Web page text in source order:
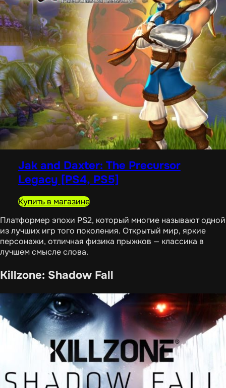
Jak and Daxter: The Precursor
Legacy [PS4, PS5]
Купить в магазине
Платформер эпохи PS2, который многие называют одной
из лучших игр того поколения. Открытый мир, яркие
персонажи, отличная физика прыжков — классика в
лучшем смысле слова.
Killzone: Shadow Fall